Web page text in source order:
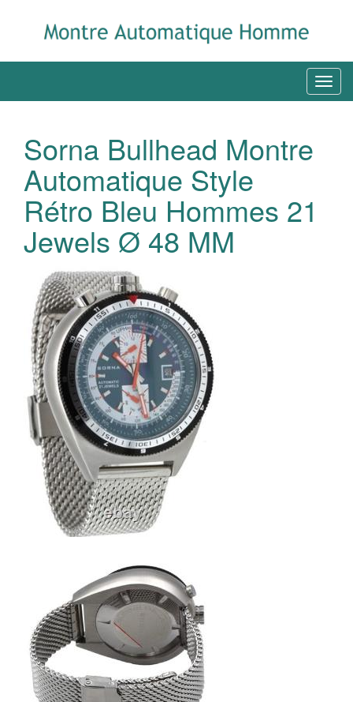
Sorna Bullhead Montre
Automatique Style
Rétro Bleu Hommes 21
Jewels Ø 48 MM